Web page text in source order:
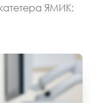
ЯМИК: